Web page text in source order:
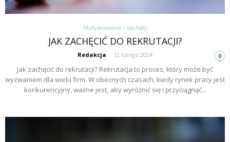
Motywowanie i zachęty
JAK ZACHĘCIĆ DO REKRUTACJI?
Redakcja - 12 lutego 2024 0
Jak zachęcić do rekrutacji? Rekrutacja to proces, który może być
wyzwaniem dla wielu firm. W obecnych czasach, kiedy rynek pracy jest
konkurencyjny, ważne jest, aby wyróżnić się i przyciągnąć...